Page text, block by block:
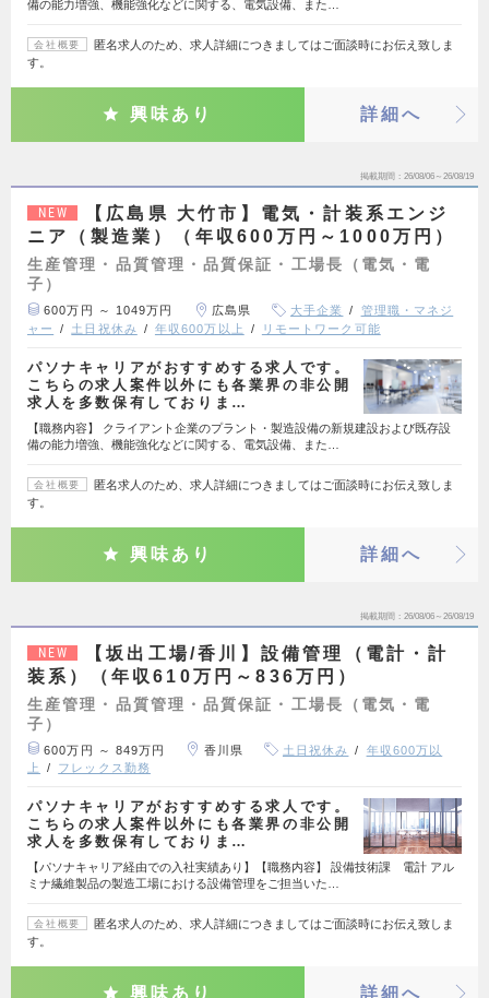
備の能力増強、機能強化などに関する、電気設備、また…
会社概要
匿名求人のため、求人詳細につきましてはご面談時にお伝え致しま
す。
興味あり 詳細へ
掲載期間 26/08/06～26/08/19
NEW
【広島県 大竹市】電気・計装系エンジ
ニア（製造業）（年収600万円～1000万円）
生産管理・品質管理・品質保証・工場長（電気・電
子）
600万円 ～ 1049万円 広島県 大手企業
管理職・マネジ
ャー
土日祝休み 年収600万以上 リモートワーク可能
パソナキャリアがおすすめする求人です。
こちらの求人案件以外にも各業界の非公開
求人を多数保有しておりま…
【職務内容】 クライアント企業のプラント・製造設備の新規建設および既存設
備の能力増強、機能強化などに関する、電気設備、また…
会社概要
匿名求人のため、求人詳細につきましてはご面談時にお伝え致しま
す。
興味あり 詳細へ
掲載期間 26/08/06～26/08/19
NEW
【坂出工場/香川】設備管理（電計・計
装系）（年収610万円～836万円）
生産管理・品質管理・品質保証・工場長（電気・電
子）
600万円 ～ 849万円 香川県 土日祝休み
年収600万以
上
フレックス勤務
パソナキャリアがおすすめする求人です。
こちらの求人案件以外にも各業界の非公開
求人を多数保有しておりま…
【パソナキャリア経由での入社実績あり】【職務内容】 設備技術課 電計 アル
ミナ繊維製品の製造工場における設備管理をご担当いた…
会社概要
匿名求人のため、求人詳細につきましてはご面談時にお伝え致しま
す。
興味あり 詳細へ